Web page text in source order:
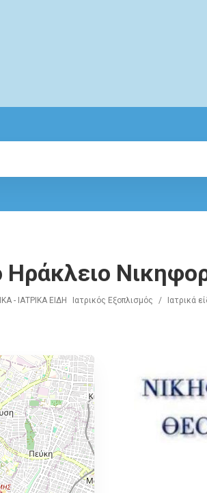
Ηράκλειο
- ΙΑΤΡΙΚΑ ΕΙΔΗ Ιατρικός Εξοπλισμός / Ιατρικά